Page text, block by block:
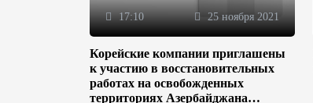
17:10 25 ноября 2021
Корейские компании приглашены
к участию в восстановительных
работах на освобожденных
территориях Азербайджана